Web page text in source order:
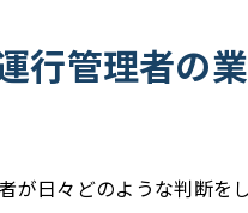
行管理者の
が日々どのような判断